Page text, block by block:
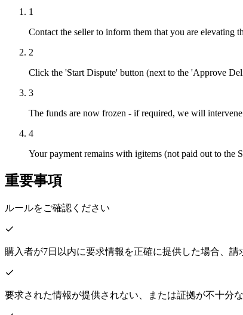
1
Contact the seller to inform them that you are elevating
2
Click the 'Start Dispute' button (next to the 'Approve
3
The funds are now frozen - if required, we will
4
Your payment remains with igitems (not paid out to the
重要事項
ルールをご確認ください
購入者が7日以内に要求情報を正確に提供した場合、
要求された情報が提供されない、または証拠が不十分